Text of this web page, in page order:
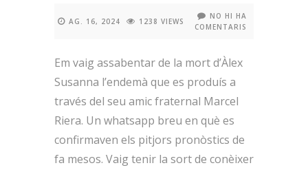
AG. 16, 2024 1238 VIEWS
NO HI HA
COMENTARIS
Em vaig assabentar de la mort d’Àlex
Susanna l’endemà que es produís a
través del seu amic fraternal Marcel
Riera. Un whatsapp breu en què es
confirmaven els pitjors pronòstics de
fa mesos. Vaig tenir la sort de conèixer